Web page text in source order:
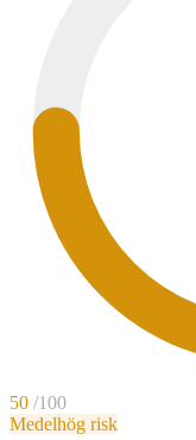
50 /100
Medelhög risk